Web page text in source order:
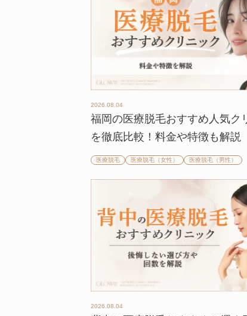
2026.08.04
福岡の医療脱毛おすすめ人気ク
を徹底比較！料金や特徴も解説
医療脱毛 医療脱毛（女性） 医療脱毛（男性）
2026.08.04